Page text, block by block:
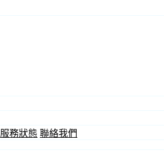
服務狀態 聯絡我們